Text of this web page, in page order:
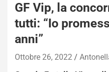
GF Vip, la
tutti: “Io
anni”
Ottobre 26, 2022